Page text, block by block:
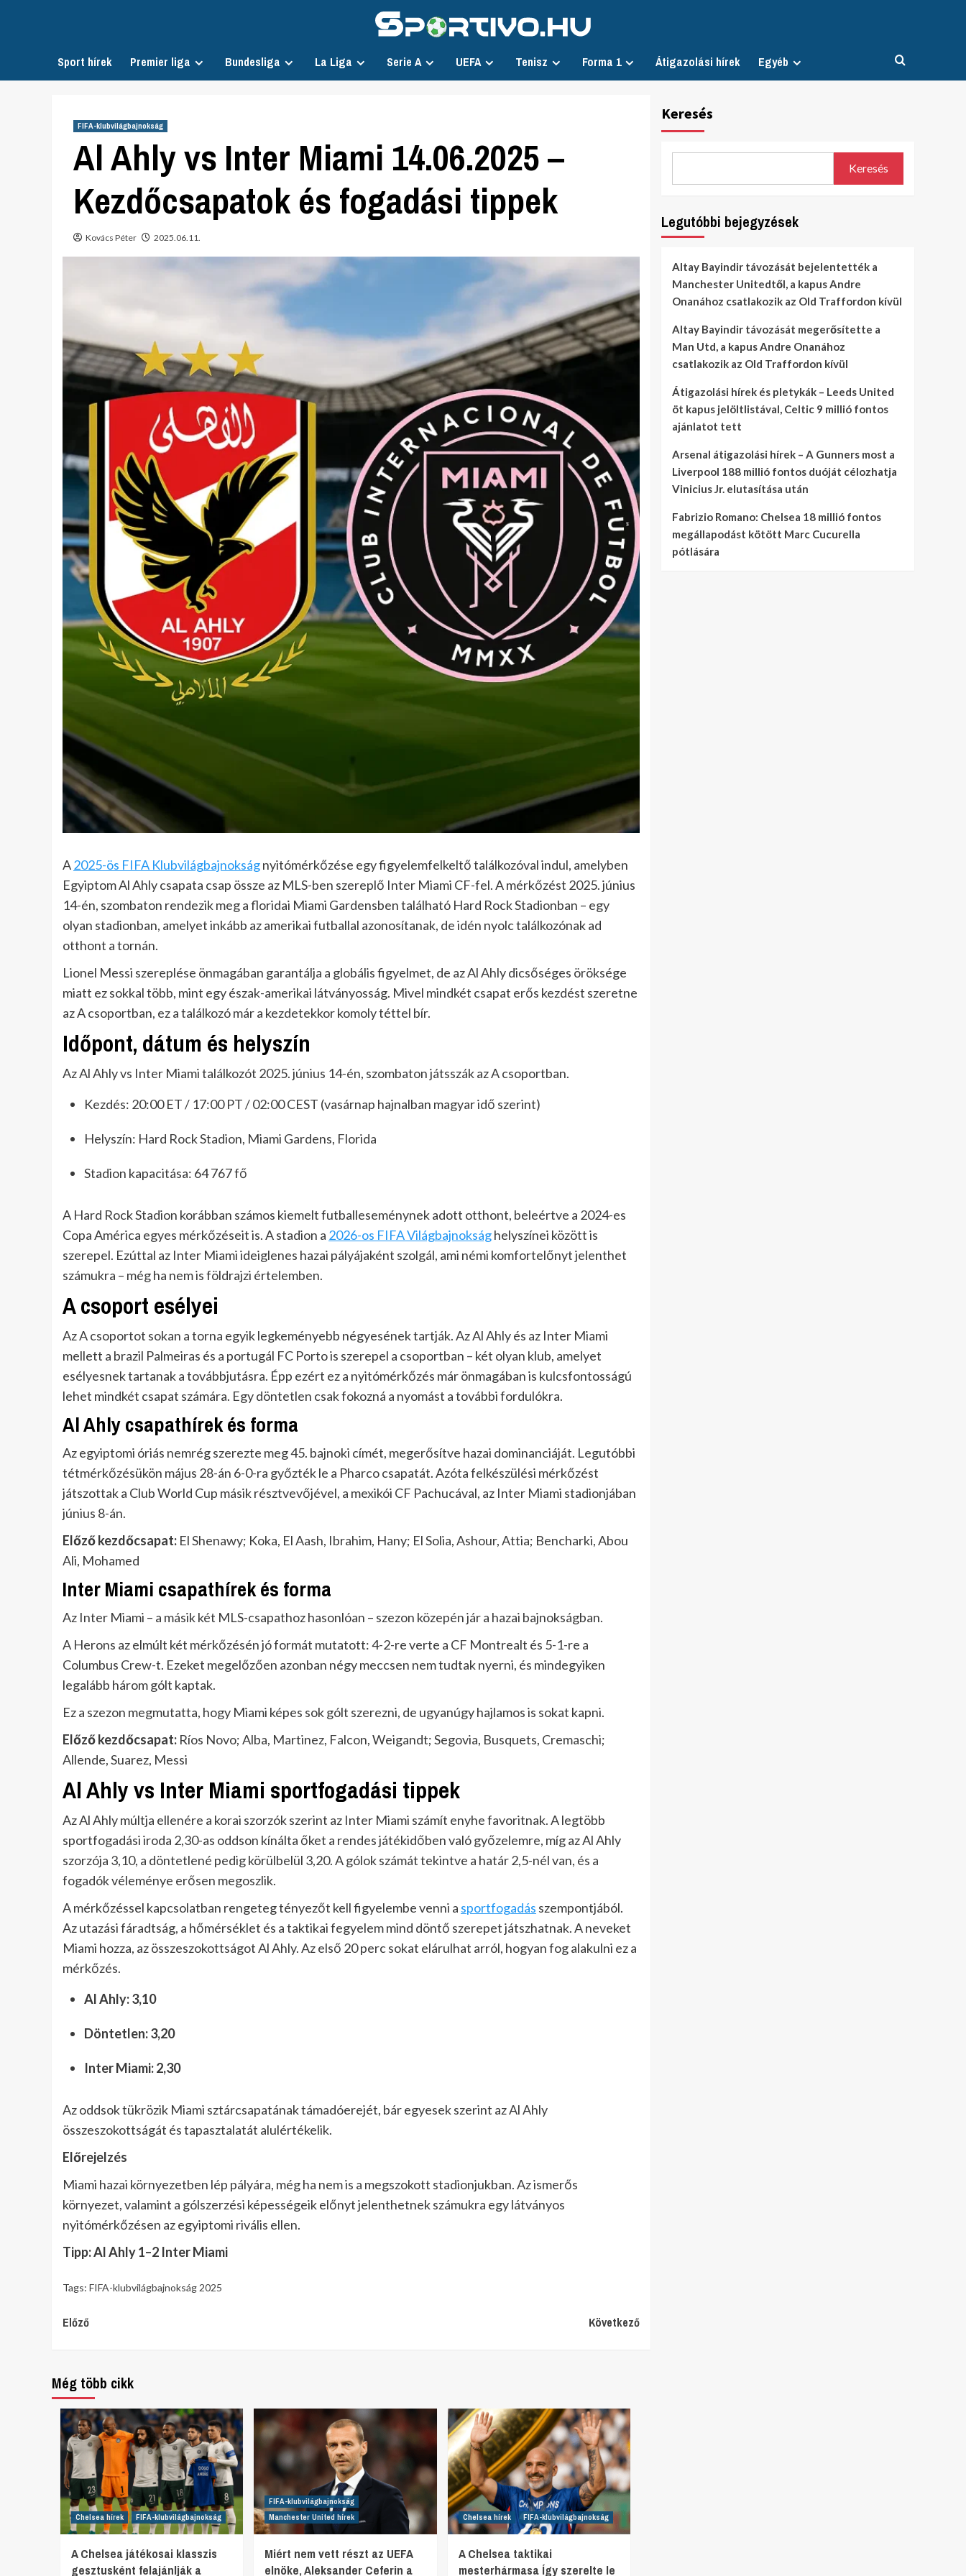
Sport hírek Premier liga Bundesliga La Liga Serie A UEFA Tenisz Forma 1 Átigazolási hírek Egyéb
FIFA-klubvilágbajnokság
Al Ahly vs Inter Miami 14.06.2025 –
Kezdőcsapatok és fogadási tippek
Kovács Péter 2025.06.11.
A2025-ös FIFA Klubvilágbajnokságnyitómérkőzése egy figyelemfelkeltő találkozóval indul, amelyben
Egyiptom Al Ahly csapata csap össze az MLS-ben szereplő Inter Miami CF-fel. A mérkőzést 2025. június
14-én, szombaton rendezik meg a floridai Miami Gardensben található Hard Rock Stadionban – egy
olyan stadionban, amelyet inkább az amerikai futballal azonosítanak, de idén nyolc találkozónak ad
otthont a tornán.
Lionel Messi szereplése önmagában garantálja a globális figyelmet, de az Al Ahly dicsőséges öröksége
miatt ez sokkal több, mint egy észak-amerikai látványosság. Mivel mindkét csapat erős kezdést szeretne
az A csoportban, ez a találkozó már a kezdetekkor komoly téttel bír.
Időpont, dátum és helyszín
Az Al Ahly vs Inter Miami találkozót 2025. június 14-én, szombaton játsszák az A csoportban.
Kezdés: 20:00 ET / 17:00 PT / 02:00 CEST (vasárnap hajnalban magyar idő szerint)
Helyszín: Hard Rock Stadion, Miami Gardens, Florida
Stadion kapacitása: 64 767 fő
A Hard Rock Stadion korábban számos kiemelt futballeseménynek adott otthont, beleértve a 2024-es
Copa América egyes mérkőzéseit is. A stadion a 2026-os FIFA Világbajnoksághelyszínei között is
szerepel. Ezúttal az Inter Miami ideiglenes hazai pályájaként szolgál, ami némi komfortelőnyt jelenthet
számukra – még ha nem is földrajzi értelemben.
A csoport esélyei
Az A csoportot sokan a torna egyik legkeményebb négyesének tartják. Az Al Ahly és az Inter Miami
mellett a brazil Palmeiras és a portugál FC Porto is szerepel a csoportban – két olyan klub, amelyet
esélyesnek tartanak a továbbjutásra. Épp ezért ez a nyitómérkőzés már önmagában is kulcsfontosságú
lehet mindkét csapat számára. Egy döntetlen csak fokozná a nyomást a további fordulókra.
Al Ahly csapathírek és forma
Az egyiptomi óriás nemrég szerezte meg 45. bajnoki címét, megerősítve hazai dominanciáját. Legutóbbi
tétmérkőzésükön május 28-án 6-0-ra győzték le a Pharco csapatát. Azóta felkészülési mérkőzést
játszottak a Club World Cup másik résztvevőjével, a mexikói CF Pachucával, az Inter Miami stadionjában
június 8-án.
Előző kezdőcsapat: El Shenawy; Koka, El Aash, Ibrahim, Hany; El Solia, Ashour, Attia; Bencharki, Abou
Ali, Mohamed
Inter Miami csapathírek és forma
Az Inter Miami – a másik két MLS-csapathoz hasonlóan – szezon közepén jár a hazai bajnokságban.
A Herons az elmúlt két mérkőzésén jó formát mutatott: 4-2-re verte a CF Montrealt és 5-1-re a
Columbus Crew-t. Ezeket megelőzően azonban négy meccsen nem tudtak nyerni, és mindegyiken
legalább három gólt kaptak.
Ez a szezon megmutatta, hogy Miami képes sok gólt szerezni, de ugyanúgy hajlamos is sokat kapni.
Előző kezdőcsapat: Ríos Novo; Alba, Martinez, Falcon, Weigandt; Segovia, Busquets, Cremaschi;
Allende, Suarez, Messi
Al Ahly vs Inter Miami sportfogadási tippek
Az Al Ahly múltja ellenére a korai szorzók szerint az Inter Miami számít enyhe favoritnak. A legtöbb
sportfogadási iroda 2,30-as oddson kínálta őket a rendes játékidőben való győzelemre, míg az Al Ahly
szorzója 3,10, a döntetlené pedig körülbelül 3,20. A gólok számát tekintve a határ 2,5-nél van, és a
fogadók véleménye erősen megoszlik.
A mérkőzéssel kapcsolatban rengeteg tényezőt kell figyelembe venni a sportfogadás szempontjából.
Az utazási fáradtság, a hőmérséklet és a taktikai fegyelem mind döntő szerepet játszhatnak. A neveket
Miami hozza, az összeszokottságot Al Ahly. Az első 20 perc sokat elárulhat arról, hogyan fog alakulni ez a
mérkőzés.
Al Ahly: 3,10
Döntetlen: 3,20
Inter Miami: 2,30
Az oddsok tükrözik Miami sztárcsapatának támadóerejét, bár egyesek szerint az Al Ahly
összeszokottságát és tapasztalatát alulértékelik.
Előrejelzés
Miami hazai környezetben lép pályára, még ha nem is a megszokott stadionjukban. Az ismerős
környezet, valamint a gólszerzési képességeik előnyt jelenthetnek számukra egy látványos
nyitómérkőzésen az egyiptomi rivális ellen.
Tipp: Al Ahly 1–2 Inter Miami
Tags: FIFA-klubvilágbajnokság 2025
Continue
Előző Következő
Még több cikk
Chelsea hírek FIFA-klubvilágbajnokság
A Chelsea játékosai klasszis
gesztusként felajánlják a
FIFA-klubvilágbajnokság
Manchester United hírek
Miért nem vett részt az UEFA
elnöke, Aleksander Ceferin a
Chelsea hírek FIFA-klubvilágbajnokság
A Chelsea taktikai
mesterhármasa Így szerelte le
Keresés
Keresés
Legutóbbi bejegyzések
Altay Bayindir távozását bejelentették a
Manchester Unitedtől, a kapus Andre
Onanához csatlakozik az Old Traffordon kívül
Altay Bayindir távozását megerősítette a
Man Utd, a kapus Andre Onanához
csatlakozik az Old Traffordon kívül
Átigazolási hírek és pletykák – Leeds United
öt kapus jelöltlistával, Celtic 9 millió fontos
ajánlatot tett
Arsenal átigazolási hírek – A Gunners most a
Liverpool 188 millió fontos duóját célozhatja
Vinicius Jr. elutasítása után
Fabrizio Romano: Chelsea 18 millió fontos
megállapodást kötött Marc Cucurella
pótlására